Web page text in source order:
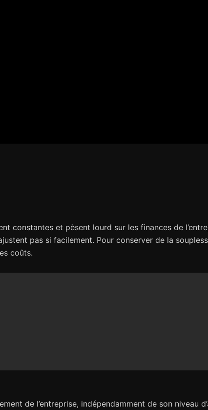
constantes et pèsent lourd sur les finances de
pas si facilement. Pour conserver de la
coûts.
de l’entreprise, indépendamment de son niveau